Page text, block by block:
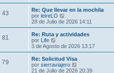
e
s
j
e
o
m
e
s
j
e
r
ú
t
o
e
s
a
43
Re: Que llevar en la mochila
por leireLO
e
r
ú
t
m
o
m
28 de Julio de 2026 14:11
81
Re: Ruta y actividades
por Life
e
r
ú
l
t
3 de Agosto de 2026 13:17
79
Re: Solicitud Visa
por sierraviajero
e
21 de Julio de 2026 20:39